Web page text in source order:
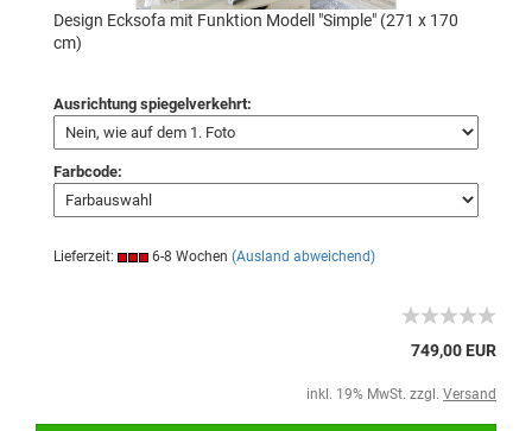
Design Ecksofa mit Funktion Modell "Simple" (271 x 170
cm)
Ausrichtung spiegelverkehrt:
Farbcode:
Lieferzeit: 6-8 Wochen (Ausland abweichend)
749,00 EUR
inkl. 19% MwSt. zzgl. Versand